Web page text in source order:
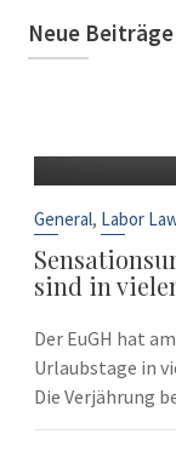
Neue
General, Labor
sind in
Der EuGH hat
Urlaubstage in
Die Verjährung